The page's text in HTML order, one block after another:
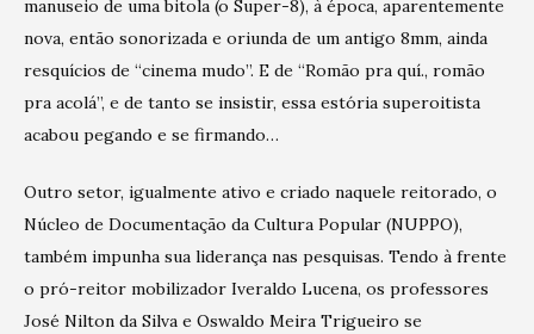
manuseio de uma bitola (o Super-8), à época, aparentemente
nova, então sonorizada e oriunda de um antigo 8mm, ainda
resquícios de “cinema mudo”. E de “Romão pra quí., romão
pra acolá”, e de tanto se insistir, essa estória superoitista
acabou pegando e se firmando…
Outro setor, igualmente ativo e criado naquele reitorado, o
Núcleo de Documentação da Cultura Popular (NUPPO),
também impunha sua liderança nas pesquisas. Tendo à frente
o pró-reitor mobilizador Iveraldo Lucena, os professores
José Nilton da Silva e Oswaldo Meira Trigueiro se